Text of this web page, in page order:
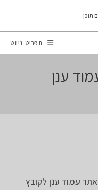
תוכן
תפריט ניווט
ענן
עמוד ענן לקובץ